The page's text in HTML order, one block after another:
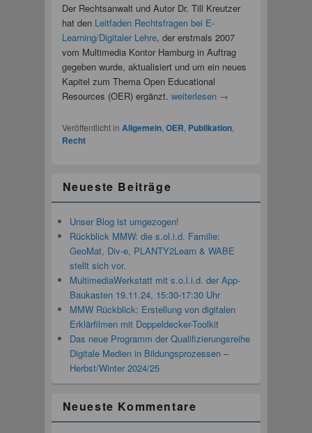
Der Rechtsanwalt und Autor Dr. Till Kreutzer
hat den Leitfaden Rechtsfragen bei E-
Learning/Digitaler Lehre, der erstmals 2007
vom Multimedia Kontor Hamburg in Auftrag
gegeben wurde, aktualisiert und um ein neues
Kapitel zum Thema Open Educational
Resources (OER) ergänzt. weiterlesen →
Veröffentlicht in Allgemein, OER Publikation,
Recht
Neueste Beiträge
Unser Blog ist umgezogen!
Rückblick MMW: die s.ol.i.d. Familie:
GeoMat, Div-e, PLANTY2Learn & WABE
stellt sich vor.
MultimediaWerkstatt mit s.o.l.i.d. der App-
Baukasten 19.11.24, 15:30-17:30 Uhr
MMW Rückblick: Erstellung von digitalen
Erklärfilmen mit Doppeldecker-Toolkit
Das neue Programm der Qualifizierungsreihe
Digitale Medien in Bildungsprozessen –
Herbst/Winter 2024/25
Neueste Kommentare